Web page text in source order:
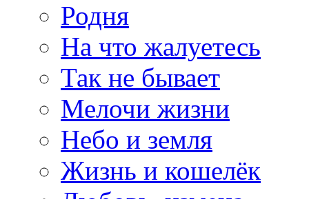
Родня
На что жалуетесь
Так не бывает
Мелочи жизни
Небо и земля
Жизнь и кошелёк